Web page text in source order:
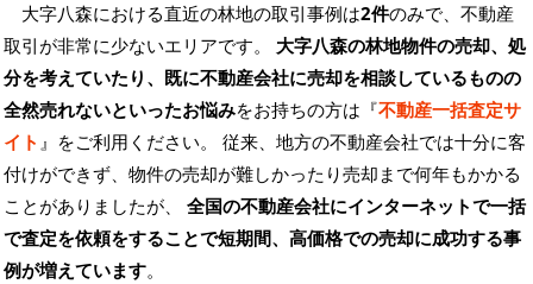
大字八森における直近の林地の取引事例は2件のみで、不動産
取引が非常に少ないエリアです。 大字八森の林地物件の売却、処
分を考えていたり、既に不動産会社に売却を相談しているものの
全然売れないといったお悩みをお持ちの方は『不動産一括査定サ
イト 』をご利用ください。 従来、地方の不動産会社では十分に客
付けができず、物件の売却が難しかったり売却まで何年もかかる
ことがありましたが、 全国の不動産会社にインターネットで一括
で査定を依頼をすることで短期間、高価格での売却に成功する事
例が増えています。